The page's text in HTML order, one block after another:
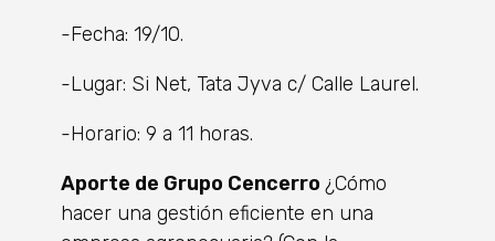
-Fecha: 19/10.
-Lugar: Si Net, Tata Jyva c/ Calle Laurel.
-Horario: 9 a 11 horas.
Aporte de Grupo Cencerro ¿Cómo
hacer una gestión eficiente en una